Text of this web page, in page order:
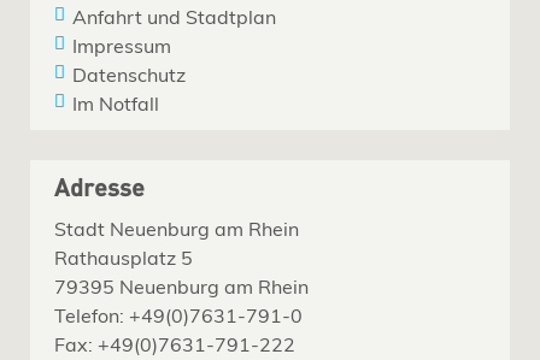
Anfahrt und Stadtplan
Impressum
Datenschutz
Im Notfall
Adresse
Stadt Neuenburg am Rhein
Rathausplatz 5
79395 Neuenburg am Rhein
Telefon: +49(0)7631-791-0
Fax: +49(0)7631-791-222